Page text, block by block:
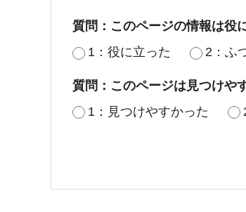
質問：このページの情報は役
1：役に立った
2：ふ
質問：このページは見つけや
1：見つけやすかった